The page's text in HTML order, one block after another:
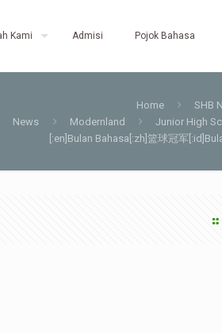
Kami Admisi Pojok Bahasa
Home
SHB
News
Modernland
Junior High
[:en]Bulan Bahasa[:zh]篮球冠军